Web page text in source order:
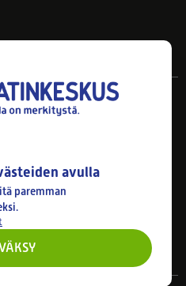
27.7.-21.8. klo 8-16
avulla
paremman